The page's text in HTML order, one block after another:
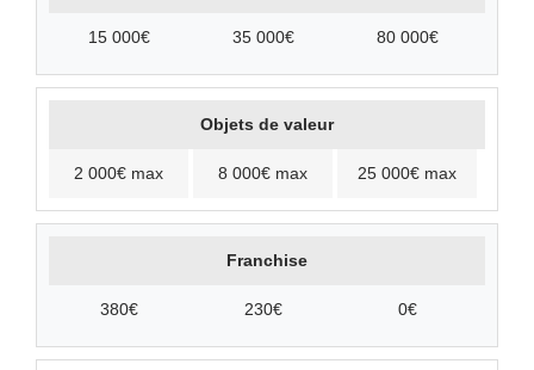
15 000€ 35 000€ 80 000€
Objets de valeur
2 000€ max 8 000€ max 25 000€ max
Franchise
380€ 230€ 0€